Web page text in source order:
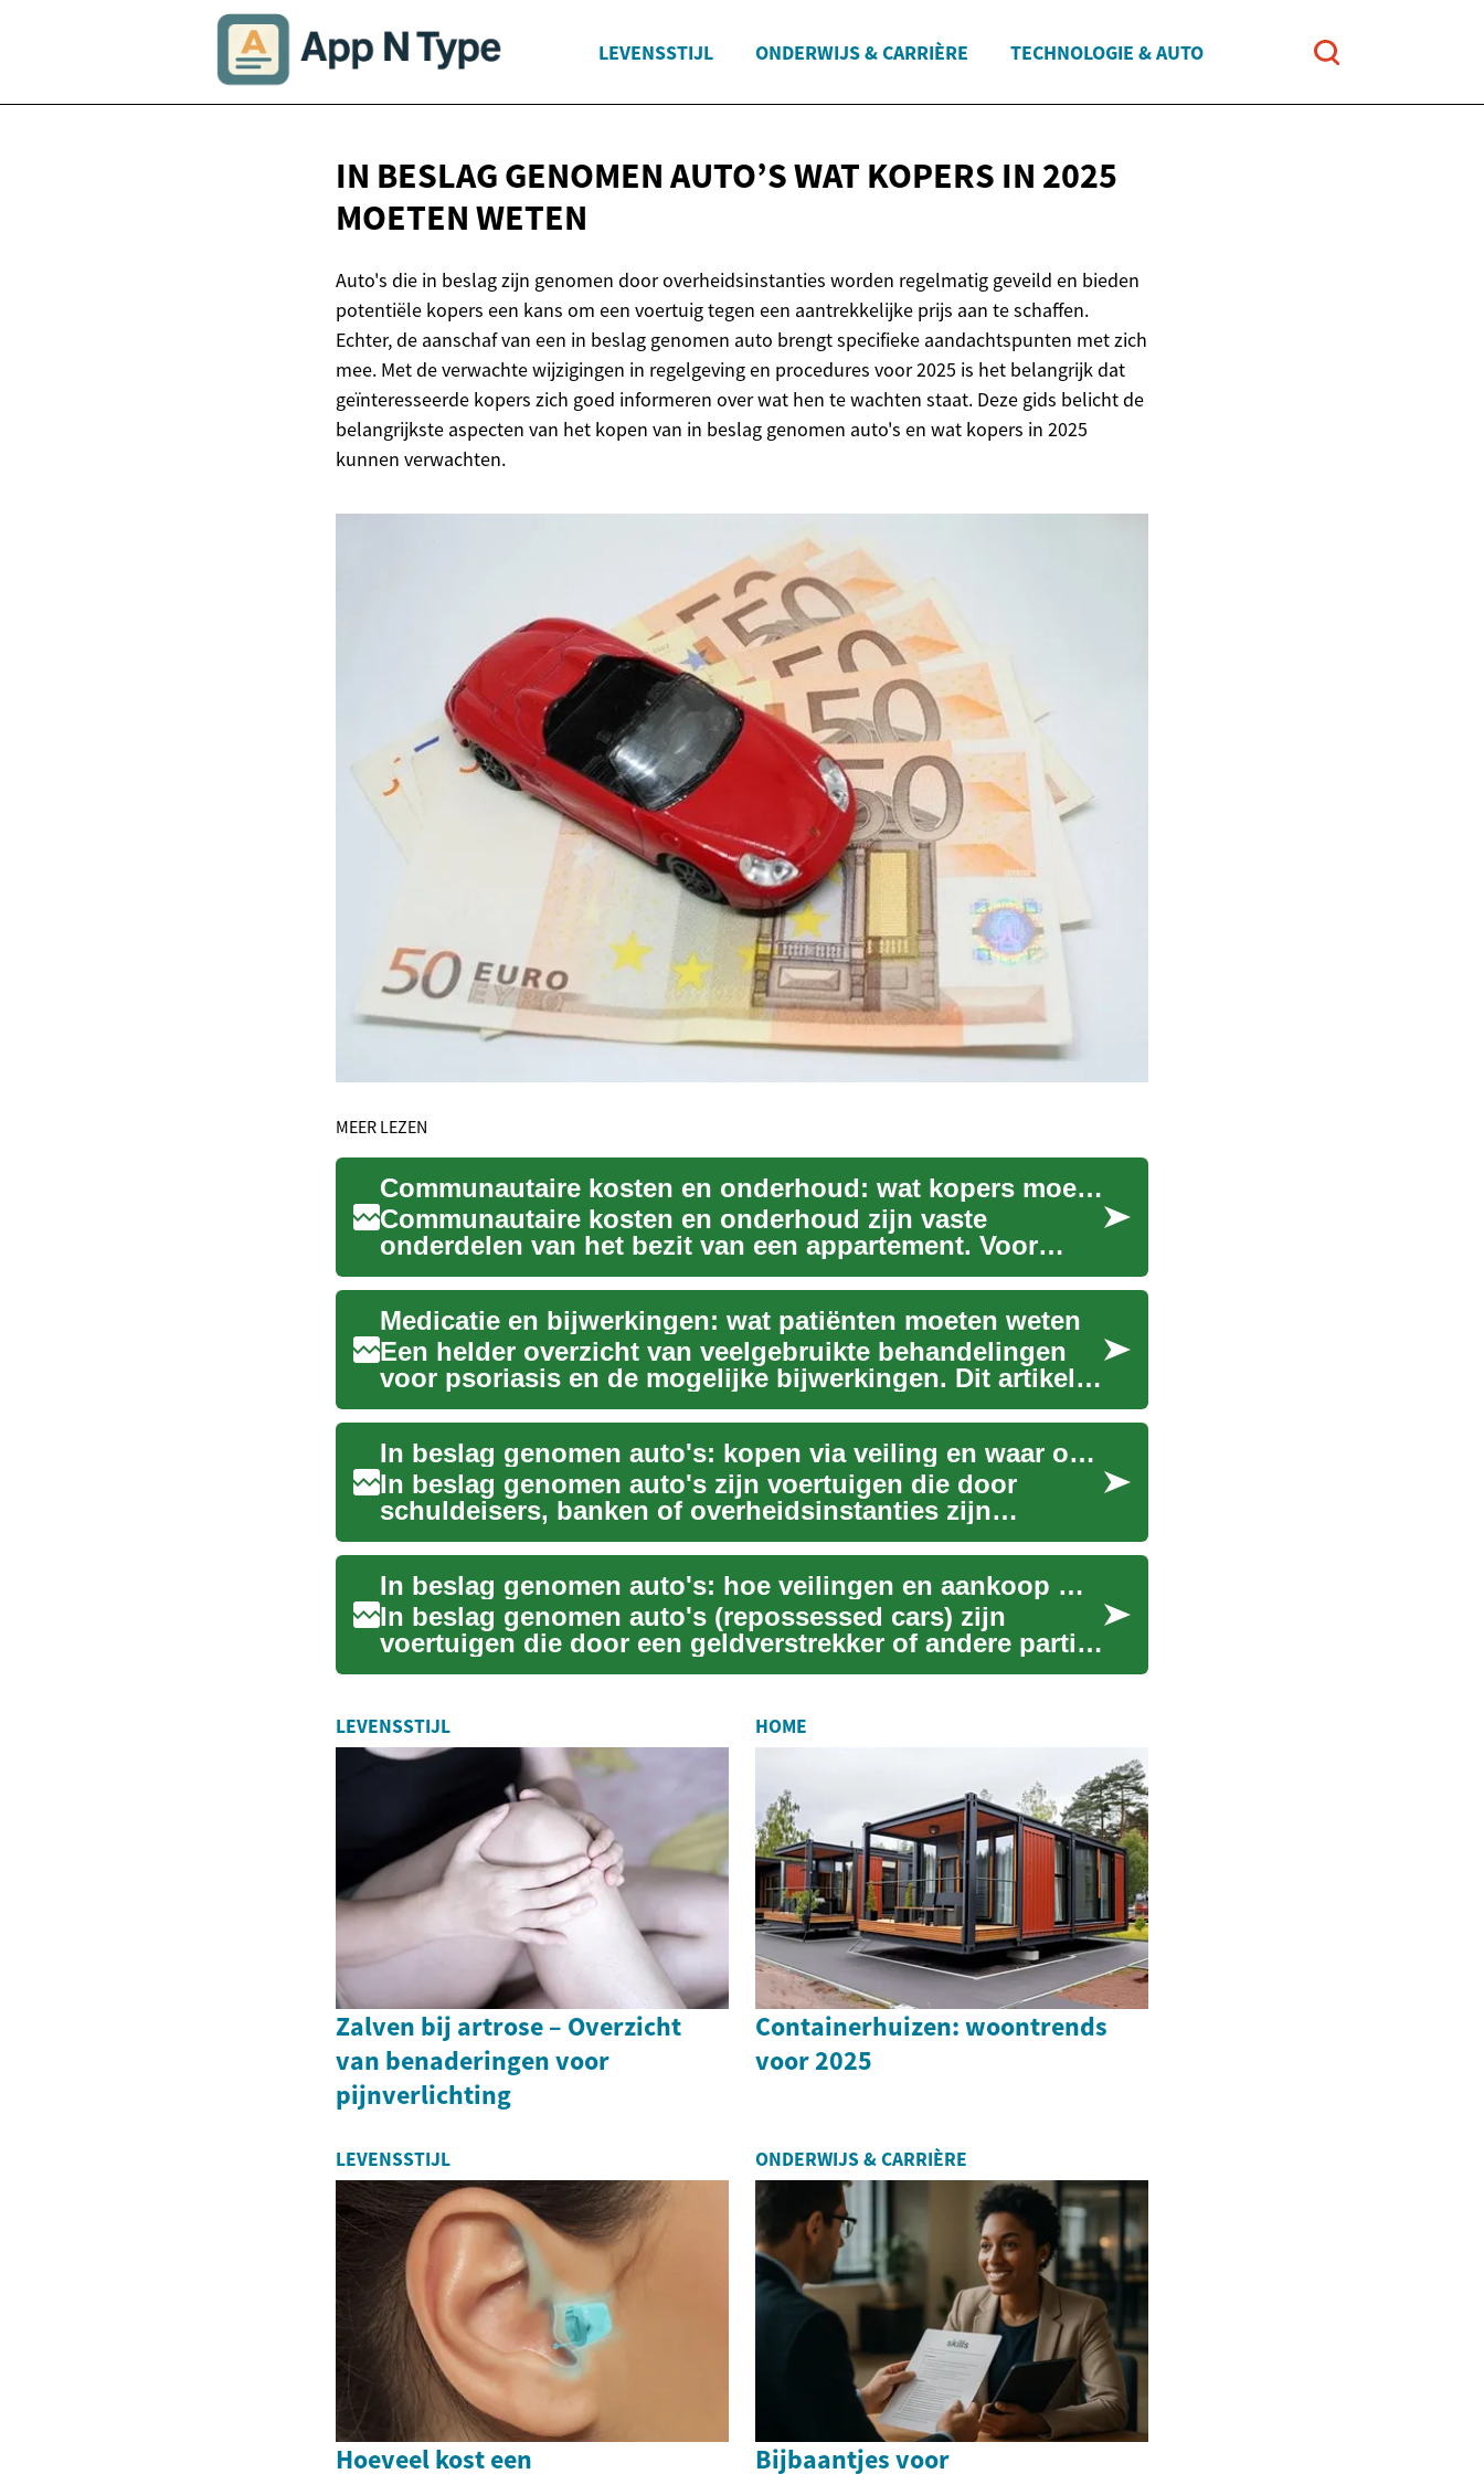
LEVENSSTIJL ONDERWIJS & CARRIÈRE TECHNOLOGIE & AUTO
IN BESLAG GENOMEN AUTO’S WAT KOPERS IN 2025
MOETEN WETEN
Auto's die in beslag zijn genomen door overheidsinstanties worden regelmatig geveild en bieden
potentiële kopers een kans om een voertuig tegen een aantrekkelijke prijs aan te schaffen.
Echter, de aanschaf van een in beslag genomen auto brengt specifieke aandachtspunten met zich
mee. Met de verwachte wijzigingen in regelgeving en procedures voor 2025 is het belangrijk dat
geïnteresseerde kopers zich goed informeren over wat hen te wachten staat. Deze gids belicht de
belangrijkste aspecten van het kopen van in beslag genomen auto's en wat kopers in 2025
kunnen verwachten.
MEER LEZEN
Communautaire kosten en onderhoud: wat kopers moeten weten
Communautaire kosten en onderhoud zijn vaste
onderdelen van het bezit van een appartement. Voor
kopers is het belangr...
Medicatie en bijwerkingen: wat patiënten moeten weten
Een helder overzicht van veelgebruikte behandelingen
voor psoriasis en de mogelijke bijwerkingen. Dit artikel
bespree...
In beslag genomen auto's: kopen via veiling en waar op te letten
In beslag genomen auto's zijn voertuigen die door
schuldeisers, banken of overheidsinstanties zijn
teruggenomen en da...
In beslag genomen auto's: hoe veilingen en aankoop werken
In beslag genomen auto's (repossessed cars) zijn
voertuigen die door een geldverstrekker of andere partij
worden teru...
LEVENSSTIJL
Zalven bij artrose – Overzicht
van benaderingen voor
pijnverlichting
HOME
Containerhuizen: woontrends
voor 2025
LEVENSSTIJL
Hoeveel kost een
ONDERWIJS & CARRIÈRE
Bijbaantjes voor